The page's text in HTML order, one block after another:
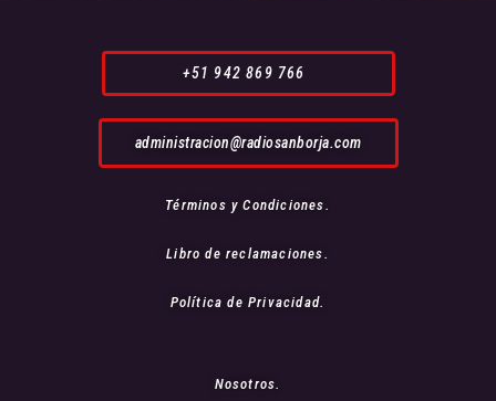
+51 942 869 766
administracion@radiosanborja.com
Términos y Condiciones.
Libro de reclamaciones.
Política de Privacidad.
Nosotros.